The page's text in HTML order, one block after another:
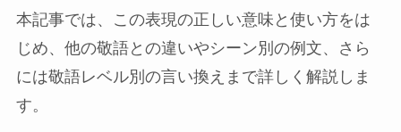
本記事では、この表現の正しい意味と使い方をは
じめ、他の敬語との違いやシーン別の例文、さら
には敬語レベル別の言い換えまで詳しく解説しま
す。